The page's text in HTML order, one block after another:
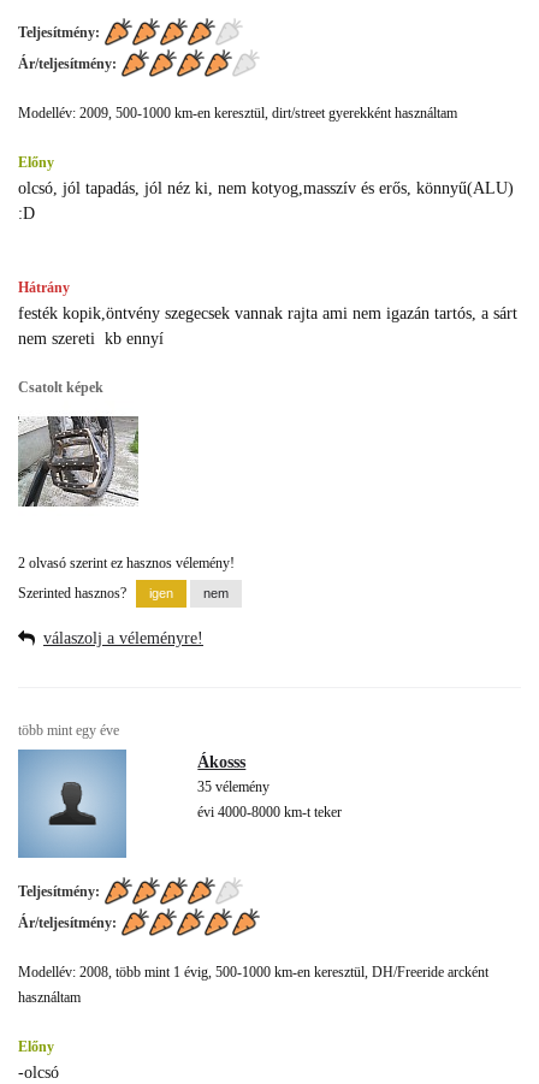
Teljesítmény:
Ár/teljesítmény:
Modellév: 2009, 500-1000 km-en keresztül, dirt/street gyerekként használtam
Előny
olcsó, jól tapadás, jól néz ki, nem kotyog,masszív és erős, könnyű(ALU)
:D
Hátrány
festék kopik,öntvény szegecsek vannak rajta ami nem igazán tartós, a sárt
nem szereti kb ennyí
Csatolt képek
2 olvasó szerint ez hasznos vélemény!
Szerinted hasznos?
válaszolj a véleményre!
több mint egy éve
Ákosss
35 vélemény
évi 4000-8000 km-t teker
Teljesítmény:
Ár/teljesítmény:
Modellév: 2008, több mint 1 évig, 500-1000 km-en keresztül, DH/Freeride arcként
használtam
Előny
-olcsó